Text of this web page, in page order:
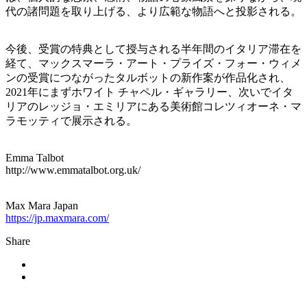
代の諸問題を取り上げる、より広範な物語へと投影される。
今後、受賞の特典として授与される半年間のイタリア滞在を
経て、マックスマーラ・アート・プライズ・フォー・ウィメ
ンの受賞につながったタルボットの新作案が作品化され、
2021年にまずホワイト チャペル・ギャラリー、次いでイタ
リアのレッジョ・エミリアにある美術館コレツィオーネ・マ
ラモッティで展示される。
Emma Talbot
http://www.emmatalbot.org.uk/
Max Mara Japan
https://jp.maxmara.com/
Share